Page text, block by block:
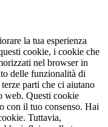
la tua esperienza
cookie, i cookie che
nel browser in
delle funzionalità di
parti che ci aiutano
web. Questi cookie
con il tuo consenso. Hai
Tuttavia,